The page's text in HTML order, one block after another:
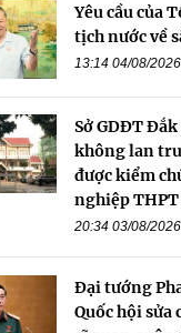
Yêu cầu của
tịch nước về
13:14 04/08/2026
Sở GDĐT
không lan
được kiểm
nghiệp THPT
20:34 03/08/2026
Đại tướng
Quốc hội sửa